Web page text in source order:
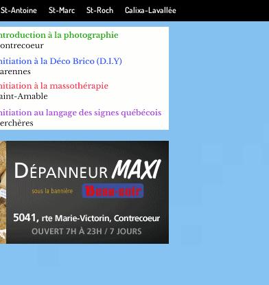
St-Antoine St-Marc St-Roch Calixa-Lavallée